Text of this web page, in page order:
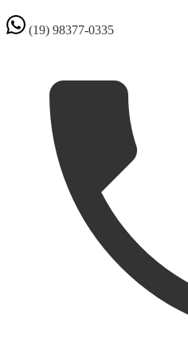
(19) 98377-0335